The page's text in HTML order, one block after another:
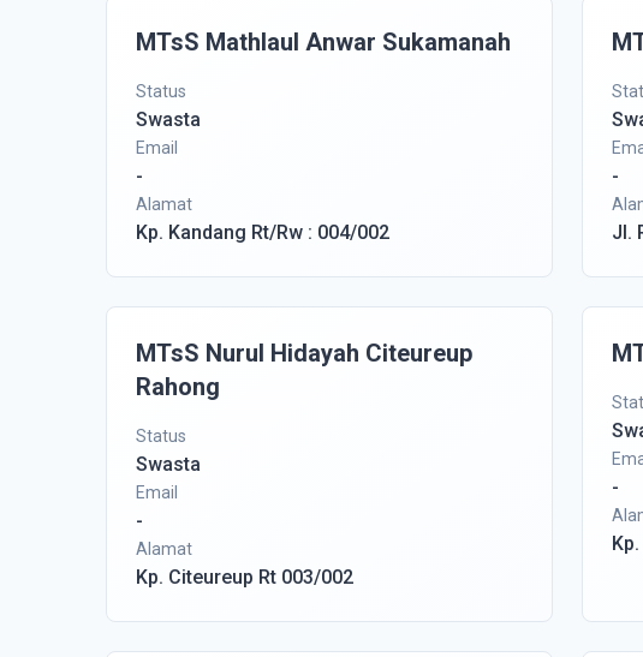
MTsS Mathlaul Anwar Sukamanah
Status
Swasta
Email
-
Alamat
Kp. Kandang Rt/Rw : 004/002
-
Jl.
MTsS Nurul Hidayah Citeureup
Rahong
Status
Swasta
Email
-
Alamat
Kp. Citeureup Rt 003/002
-